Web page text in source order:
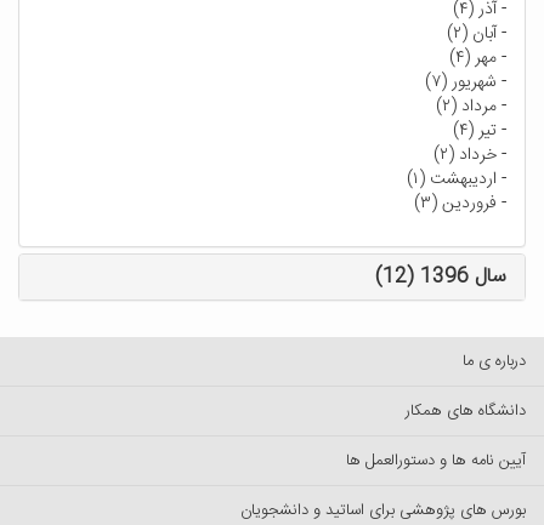
-آذر (۴)
-آبان (۲)
-مهر (۴)
- شهریور (۷)
-مرداد (۲)
-تیر (۴)
-خرداد (۲)
- اردیبهشت (۱)
- فروردین (۳)
سال 1396 (12)
درباره ی ما
دانشگاه های همکار
آیین نامه ها و دستورالعمل ها
بورس های پژوهشی برای اساتید و دانشجویان